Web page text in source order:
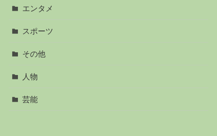
エンタメ
スポーツ
その他
人物
芸能